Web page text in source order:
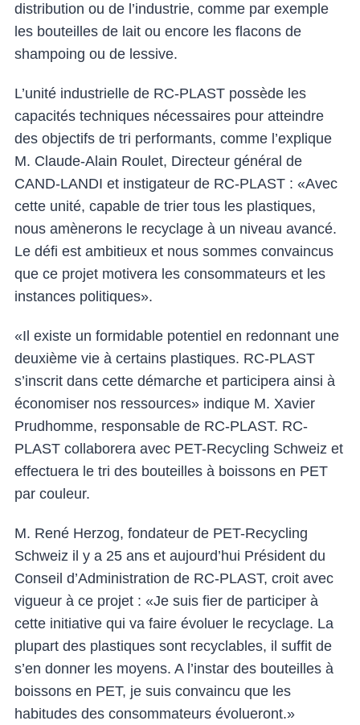
distribution ou de l’industrie, comme par exemple
les bouteilles de lait ou encore les flacons de
shampoing ou de lessive.
L’unité industrielle de RC-PLAST possède les
capacités techniques nécessaires pour atteindre
des objectifs de tri performants, comme l’explique
M. Claude-Alain Roulet, Directeur général de
CAND-LANDI et instigateur de RC-PLAST : «Avec
cette unité, capable de trier tous les plastiques,
nous amènerons le recyclage à un niveau avancé.
Le défi est ambitieux et nous sommes convaincus
que ce projet motivera les consommateurs et les
instances politiques».
«Il existe un formidable potentiel en redonnant une
deuxième vie à certains plastiques. RC-PLAST
s’inscrit dans cette démarche et participera ainsi à
économiser nos ressources» indique M. Xavier
Prudhomme, responsable de RC-PLAST. RC-
PLAST collaborera avec PET-Recycling Schweiz et
effectuera le tri des bouteilles à boissons en PET
par couleur.
M. René Herzog, fondateur de PET-Recycling
Schweiz il y a 25 ans et aujourd’hui Président du
Conseil d’Administration de RC-PLAST, croit avec
vigueur à ce projet : «Je suis fier de participer à
cette initiative qui va faire évoluer le recyclage. La
plupart des plastiques sont recyclables, il suffit de
s’en donner les moyens. A l’instar des bouteilles à
boissons en PET, je suis convaincu que les
habitudes des consommateurs évolueront.»